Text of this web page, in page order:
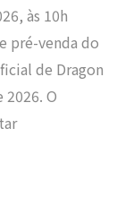
às 10h
pré-venda do
de Dragon
O